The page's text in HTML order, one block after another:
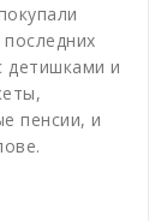
и
пенсии, и